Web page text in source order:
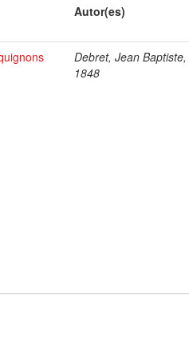
Autor(es)
Debret, Jean
1848